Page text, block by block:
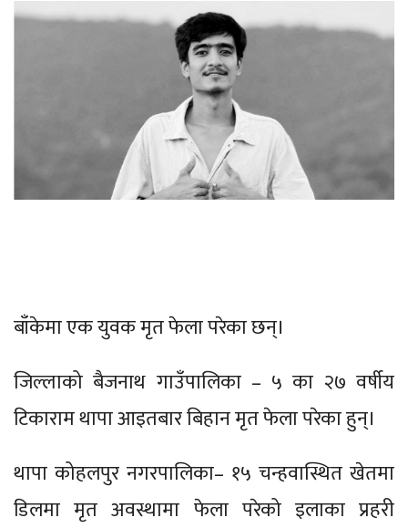
बाँकेमा एक युवक मृत फेला परेका छन्।
जिल्लाको बैजनाथ गाउँपालिका – ५ का २७ वर्षीय
टिकाराम थापा आइतबार बिहान मृत फेला परेका हुन्।
थापा कोहलपुर नगरपालिका– १५ चन्हवास्थित खेतमा
डिलमा मृत अवस्थामा फेला परेको इलाका प्रहरी